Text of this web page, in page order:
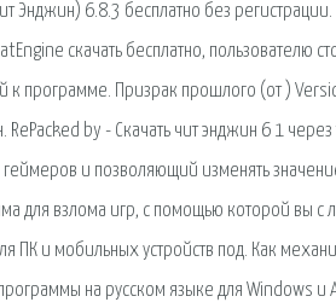
Энджин) 6.8.3 бесплатно без
скачать бесплатно, пользователю
программе. Призрак прошлого (от )
by - Скачать чит энджин 6 1 через
и позволяющий изменять
для взлома игр, с помощью которой вы с
ПК и мобильных устройств под. Как
на русском языке для Windows